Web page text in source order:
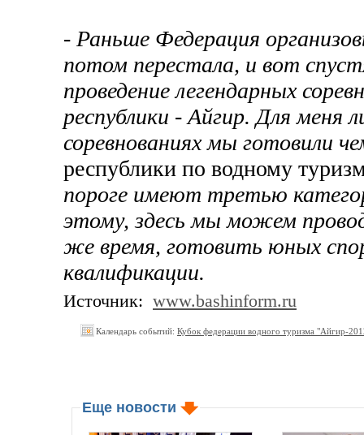
- Раньше Федерация
потом перестала, и вот
проведение легендарных
республики - Айгир. Для меня
соревнованиях мы готовили
республики по водному
пороге имеют третью
этому, здесь мы можем
же время, готовить юных
квалификации.
Источник: www.bashinform.ru
Календарь событий: Кубок федерации водного туризма "Айгир-
Еще новости